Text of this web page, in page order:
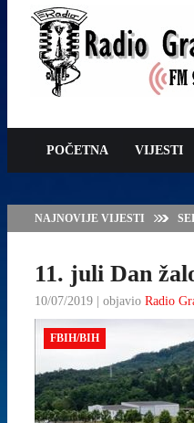
POČETNA VIJESTI
NAJNOVIJE VIJESTI
11. juli Dan
10/07/2019 | objavio Radio
FBIH/BIH